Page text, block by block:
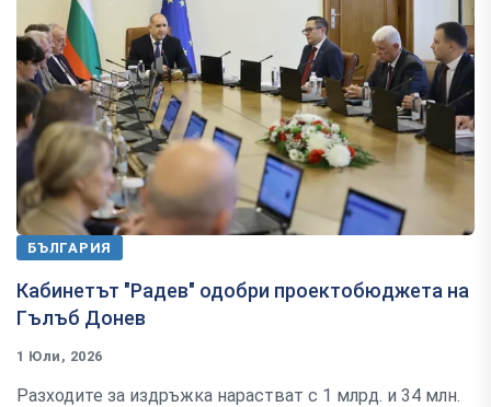
БЪЛГАРИЯ
Кабинетът "Радев" одобри проектобюджета на
Гълъб Донев
1 Юли, 2026
Разходите за издръжка нарастват с 1 млрд. и 34 млн.